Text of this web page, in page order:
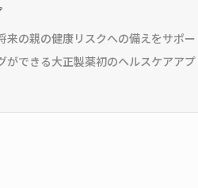
来の親の健康リスクへの備えをサポ
ができる大正製薬初のヘルスケアア